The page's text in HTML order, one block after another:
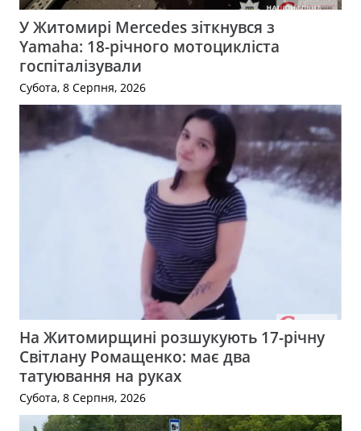
У Житомирі Mercedes зіткнувся з
Yamaha: 18-річного мотоцикліста
госпіталізували
Субота, 8 Серпня, 2026
На Житомирщині розшукують 17-річну
Світлану Ромащенко: має два
татуювання на руках
Субота, 8 Серпня, 2026